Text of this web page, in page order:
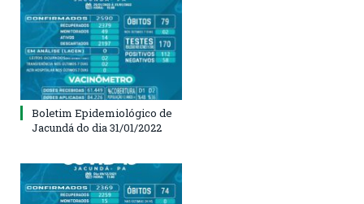
Boletim Epidemiológico de
Jacundá do dia 31/01/2022